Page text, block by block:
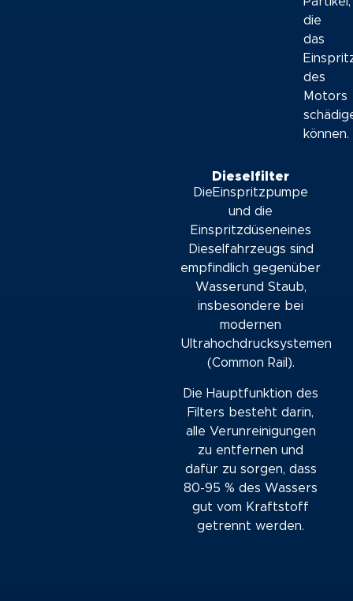
die
das
des
Motors
können.
Dieselfilter
DieEinspritzpumpe
und die
Einspritzdüseneines
Dieselfahrzeugs sind
empfindlich gegenüber
Wasserund Staub,
insbesondere bei
modernen
Ultrahochdrucksystemen
(Common Rail).
Die Hauptfunktion des
Filters besteht darin,
alle Verunreinigungen
zu entfernen und
dafür zu sorgen, dass
80-95 % des Wassers
gut vom Kraftstoff
getrennt werden.